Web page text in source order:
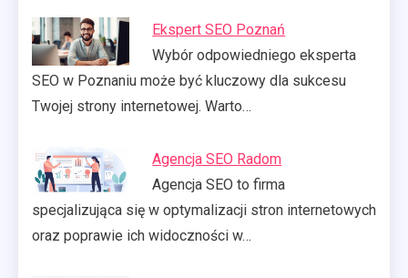
Ekspert SEO Poznań
Wybór odpowiedniego eksperta
SEO w Poznaniu może być kluczowy dla sukcesu
Twojej strony internetowej. Warto…
Agencja SEO Radom
Agencja SEO to firma
specjalizująca się w optymalizacji stron internetowych
oraz poprawie ich widoczności w…